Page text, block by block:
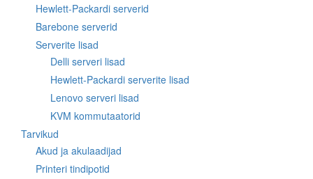
Hewlett-Packardi serverid
Barebone serverid
Serverite lisad
Delli serveri lisad
Hewlett-Packardi serverite lisad
Lenovo serveri lisad
KVM kommutaatorid
Tarvikud
Akud ja akulaadijad
Printeri tindipotid